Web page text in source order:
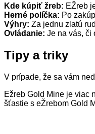
Kde kúpiť žreb: EŽreb
Herné políčka: Po
Výhry: Za jednu zlatú
Ovládanie: Je na vás, či
Tipy a triky
V prípade, že sa vám
Ežreb Gold Mine je viac
šťastie s eŽrebom Gold